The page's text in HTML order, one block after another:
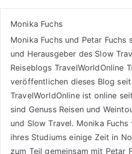
Monika Fuchs
Monika Fuchs und Petar Fuchs
und Herausgeber des Slow
Reiseblogs TravelWorldOnline
veröffentlichen dieses Blog
TravelWorldOnline ist online
sind Genuss Reisenund
und Slow Travel. Monika
ihres Studiums einige Zeit in
zum Teil gemeinsam mit Petar